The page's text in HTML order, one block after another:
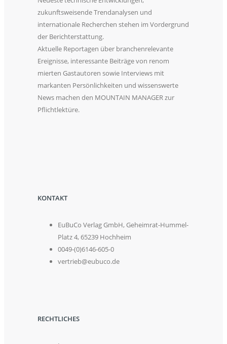
zukunftsweisende Trendanalysen und
internationale Recherchen stehen im Vordergrund
der Berichterstattung.
Aktuelle Reportagen über branchenrelevante
Ereignisse, interessante Beiträge von renom
mierten Gastautoren sowie Interviews mit
markanten Persönlichkeiten und wissenswerte
News machen den MOUNTAIN MANAGER zur
Pflichtlektüre.
KONTAKT
EuBuCo Verlag GmbH, Geheimrat-Hummel-
Platz 4, 65239 Hochheim
0049-(0)6146-605-0
vertrieb@eubuco.de
RECHTLICHES